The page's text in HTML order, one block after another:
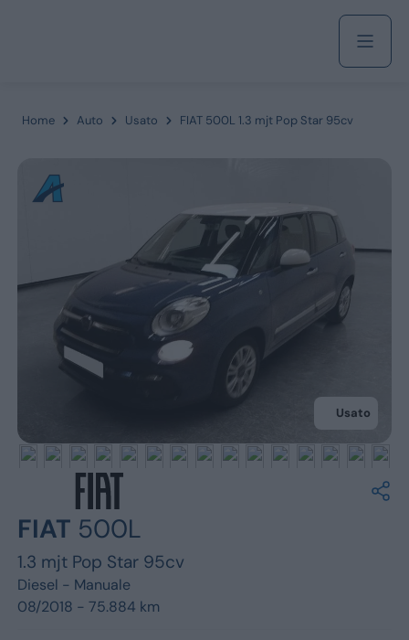
Acquista
Servizi
Marchi
Fiat
Alfa Romeo
Home Auto Usato FIAT 500L 1.3 mjt Pop Star 95cv
Usato
FIAT 500L
1.3 mjt Pop Star 95cv
Diesel - Manuale
08/2018 - 75.884 km